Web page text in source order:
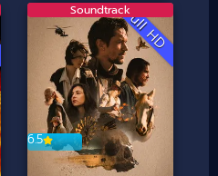
Full HD
6.5
Soundtrack